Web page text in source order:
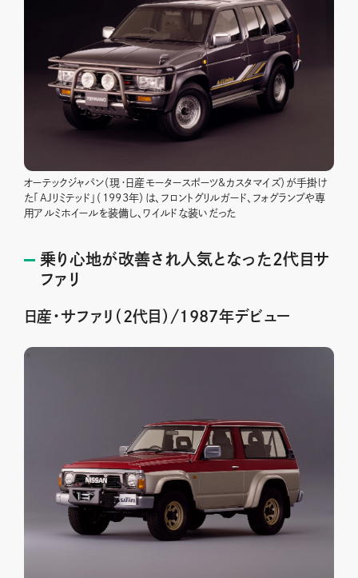
オーテックジャパン（現・日産モータースポーツ&カスタマイズ）が手掛け
た「AJリミテッド」（1993年）は、フロントグリルガード、フォグランプや専
用アルミホイールを装備し、ワイルドな装いだった
乗り心地が改善され人気となった2代目サ
ファリ
日産・サファリ（2代目）/1987年デビュー